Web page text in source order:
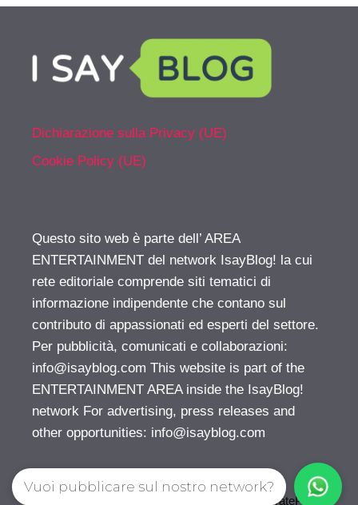
Dichiarazione sulla Privacy (UE)
Cookie Policy (UE)
Questo sito web è parte dell’ AREA
ENTERTAINMENT del network IsayBlog! la cui
rete editoriale comprende siti tematici di
informazione indipendente che contano sul
contributo di appassionati ed esperti del settore.
Per pubblicità, comunicati e collaborazioni:
info@isayblog.com This website is part of the
ENTERTAINMENT AREA inside the IsayBlog!
network For advertising, press releases and
other opportunities: info@isayblog.com
GeneratePress
Vuoi pubblicare sul nostro network?